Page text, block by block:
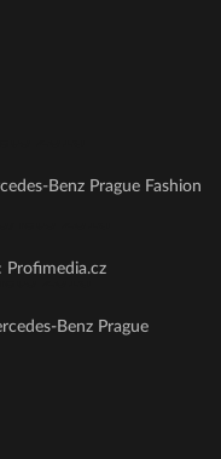
Benz Prague Fashion
Profimedia.cz
Benz Prague